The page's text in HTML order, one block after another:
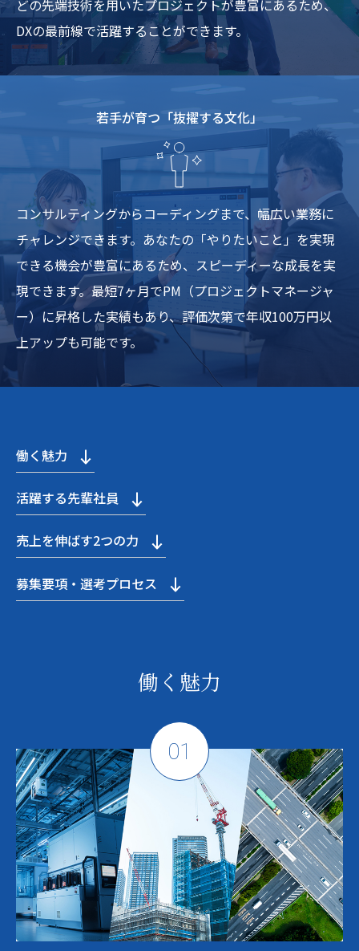
どの先端技術を用いたプロジェクトが豊富にあるため、
DXの最前線で活躍することができます。
若手が育つ「抜擢する文化」
コンサルティングからコーディングまで、幅広い業務に
チャレンジできます。あなたの「やりたいこと」を実現
できる機会が豊富にあるため、スピーディーな成長を実
現できます。最短7ヶ月でPM（プロジェクトマネージャ
ー）に昇格した実績もあり、評価次第で年収100万円以
上アップも可能です。
働く魅力
活躍する先輩社員
売上を伸ばす2つの力
募集要項・選考プロセス
働く魅力
01